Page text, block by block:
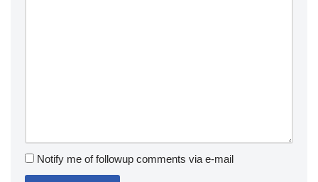
Notify me of followup comments via e-mail